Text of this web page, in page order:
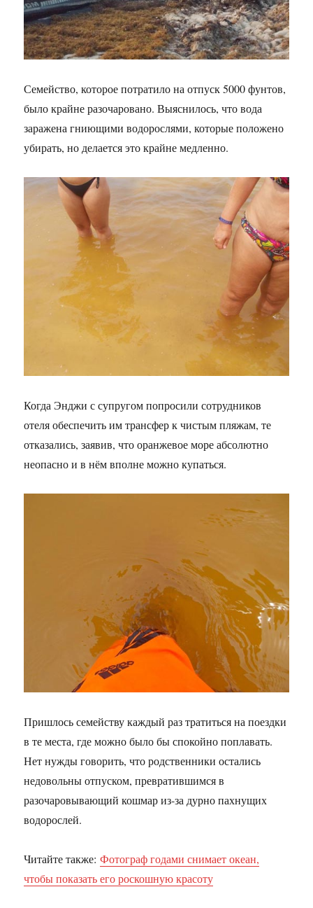
Семейство, которое потратило на отпуск 5000 фунтов,
было крайне разочаровано. Выяснилось, что вода
заражена гниющими водорослями, которые положено
убирать, но делается это крайне медленно.
Когда Энджи с супругом попросили сотрудников
отеля обеспечить им трансфер к чистым пляжам, те
отказались, заявив, что оранжевое море абсолютно
неопасно и в нём вполне можно купаться.
Пришлось семейству каждый раз тратиться на поездки
в те места, где можно было бы спокойно поплавать.
Нет нужды говорить, что родственники остались
недовольны отпуском, превратившимся в
разочаровывающий кошмар из-за дурно пахнущих
водорослей.
Читайте также:Фотограф годами снимает океан,
чтобы показать его роскошную красоту